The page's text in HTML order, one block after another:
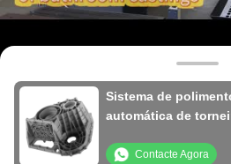
Sistema de
automática de
automotivo de peças
Contacte Agora